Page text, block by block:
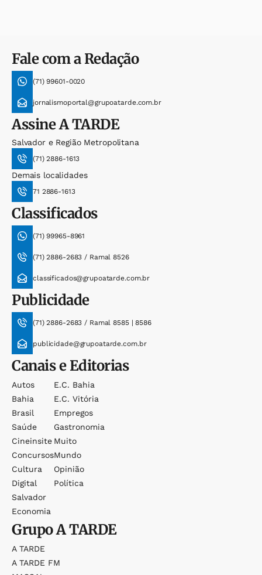
Fale com a Redação
(71) 99601-0020
jornalismoportal@grupoatarde.com.br
AssineA TARDE
Salvador e Região Metropolitana
(71) 2886-1613
Demais localidades
71 2886-1613
Classificados
(71) 99965-8961
(71) 2886-2683 / Ramal 8526
classificados@grupoatarde.com.br
Publicidade
(71) 2886-2683 / Ramal 8585 | 8586
publicidade@grupoatarde.com.br
Canais e Editorias
Autos
Bahia
Brasil
Saúde
Cineinsite
Concursos
Cultura
Digital
Salvador
Economia
E.c. Bahia
E.c. Vitória
Empregos
Gastronomia
Muito
Mundo
Opinião
Política
GrupoA TARDE
A TARDE
A TARDE FM